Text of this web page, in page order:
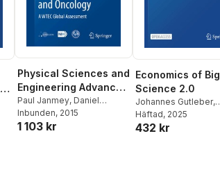
Physical Sciences and
Engineering Advances
in Life Sciences and
Oncology
Paul Janmey, Daniel
Fletcher,Sharon Gerecht
Ross Levine
Inbunden, 2015
1 103 kr
Economics of Big
Science 2.0
Johannes Gutleber,
Panagiotis Charitos
Häftad, 2025
432 kr